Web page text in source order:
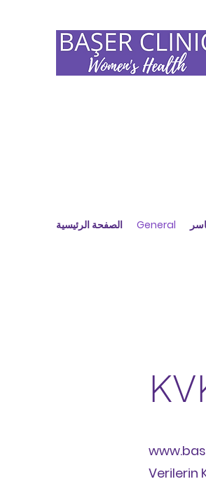
الصفحة الرئيسية General
Verilerin